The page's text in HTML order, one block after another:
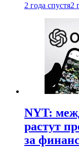
2 года спустя2
NYT:
растут
за